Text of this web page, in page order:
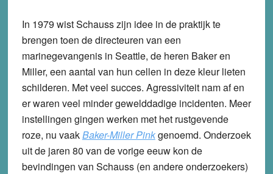
In 1979 wist Schauss zijn idee in de praktijk te
brengen toen de directeuren van een
marinegevangenis in Seattle, de heren Baker en
Miller, een aantal van hun cellen in deze kleur lieten
schilderen. Met veel succes. Agressiviteit nam af en
er waren veel minder gewelddadige incidenten. Meer
instellingen gingen werken met het rustgevende
roze, nu vaakBaker-Miller Pinkgenoemd. Onderzoek
uit de jaren 80 van de vorige eeuw kon de
bevindingen van Schauss (en andere onderzoekers)